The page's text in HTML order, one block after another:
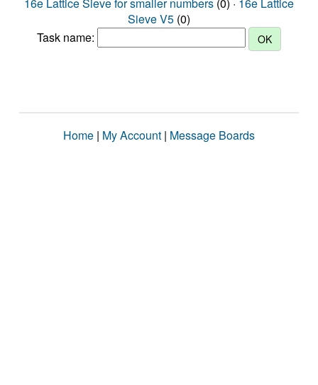
Sieve V5 (0)
Task name:
Home | My Account | Message Boards